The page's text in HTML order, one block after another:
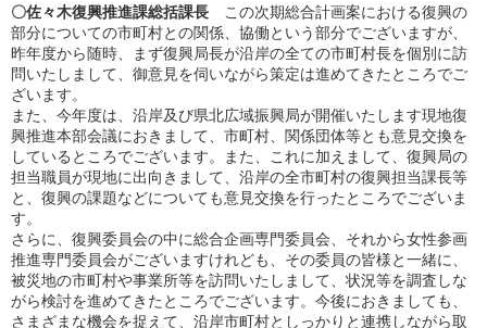
〇佐々木復興推進課総括課長 この次期総合計画案における復興の
部分についての市町村との関係、協働という部分でございますが、
昨年度から随時、まず復興局長が沿岸の全ての市町村長を個別に訪
問いたしまして、御意見を伺いながら策定は進めてきたところでご
ざいます。
また、今年度は、沿岸及び県北広域振興局が開催いたします現地復
興推進本部会議におきまして、市町村、関係団体等とも意見交換を
しているところでございます。また、これに加えまして、復興局の
担当職員が現地に出向きまして、沿岸の全市町村の復興担当課長等
と、復興の課題などについても意見交換を行ったところでございま
す。
さらに、復興委員会の中に総合企画専門委員会、それから女性参画
推進専門委員会がございますけれども、その委員の皆様と一緒に、
被災地の市町村や事業所等を訪問いたしまして、状況等を調査しな
がら検討を進めてきたところでございます。今後におきましても、
さまざまな機会を捉えて、沿岸市町村としっかりと連携しながら取